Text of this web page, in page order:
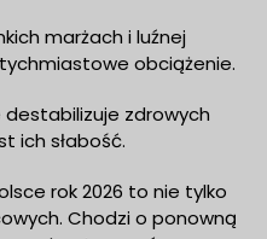
marżach i luźnej
obciążenie.
destabilizuje zdrowych
ich słabość.
rok 2026 to nie tylko
Chodzi o ponowną